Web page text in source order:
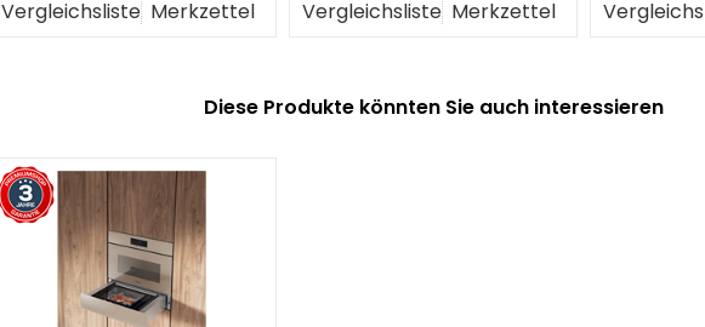
Vergleichsliste Merkzettel Vergleichsliste Merkzettel
Diese Produkte könnten Sie auch interessieren